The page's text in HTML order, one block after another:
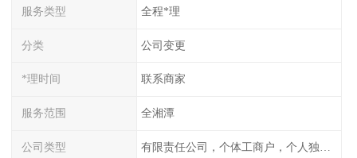
服务类型 全程*理
分类 公司变更
*理时间 联系商家
服务范围 全湘潭
公司类型